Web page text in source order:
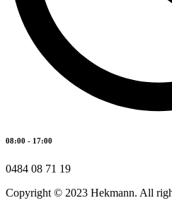
08:00 - 17:00
0484 08 71 19
Copyright © 2023 Hekmann. All